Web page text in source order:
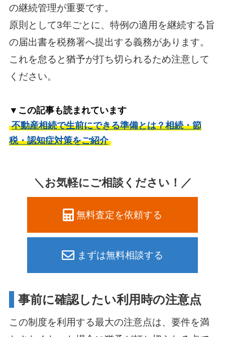
の継続管理が重要です。
原則として3年ごとに、特例の適用を継続する旨
の届出書を税務署へ提出する義務があります。
これを怠ると猶予が打ち切られるため注意して
ください。
▼この記事も読まれています
不動産相続で生前にできる準備とは？相続・節
税・認知症対策をご紹介
＼お気軽にご相談ください！／
無料査定を依頼する
まずは無料相談する
事前に確認したい利用時の注意点
この制度を利用する最大の注意点は、要件を満